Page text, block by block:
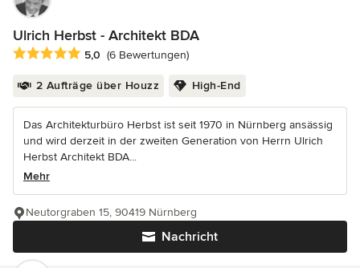
Ulrich Herbst - Architekt BDA
Durchschnittliche Bewertung: 5 von 5 Sternen
5,0 (6 Bewertungen)
2 Aufträge über Houzz High-End
Das Architekturbüro Herbst ist seit 1970 in Nürnberg ansässig
und wird derzeit in der zweiten Generation von Herrn Ulrich
Herbst Architekt BDA...
Mehr
Nachricht
Neutorgraben 15, 90419 Nürnberg